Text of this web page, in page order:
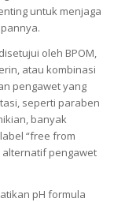
untuk menjaga
oleh BPOM,
atau kombinasi
pengawet yang
seperti paraben
banyak
“free from
alternatif pengawet
pH formula